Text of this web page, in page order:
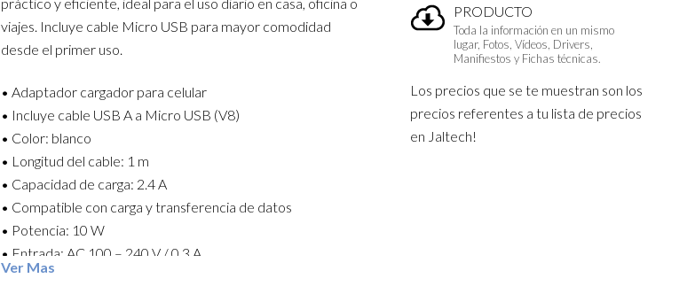
PRODUCTO
Toda la información en un mismo
lugar, Fotos, Vídeos, Drivers,
Manifiestos y Fichas técnicas.
Los precios que se te muestran son los
precios referentes a tu lista de precios
en Jaltech!
viajes. Incluye cable Micro USB para mayor comodidad
desde el primer uso.
• Adaptador cargador para celular
• Incluye cable USB A a Micro USB (V8)
• Color: blanco
• Longitud del cable: 1 m
• Capacidad de carga: 2.4 A
• Compatible con carga y transferencia de datos
• Potencia: 10 W
• Entrada: AC 100 – 240 V / 0.3 A
• Salida: DC 5 V / 2 A
Ver Mas